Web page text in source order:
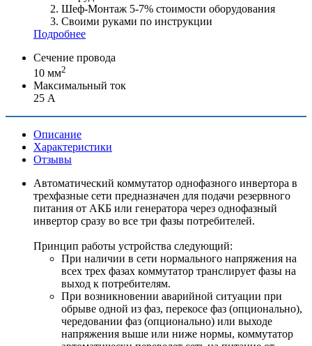
Шеф-Монтаж 5-7% стоимости оборудования
Своими руками по инструкции
Подробнее
Сечение провода
10 мм2
Максимальный ток
25 А
Описание
Характеристики
Отзывы
Автоматический коммутатор однофазного инвертора в
трехфазные сети предназначен для подачи резервного
питания от АКБ или генератора через однофазный
инвертор сразу во все три фазы потребителей.
Принцип работы устройства следующий:
При наличии в сети нормального напряжения на
всех трех фазах коммутатор транслирует фазы на
выход к потребителям.
При возникновении аварийной ситуации при
обрыве одной из фаз, перекосе фаз (опционально),
чередовании фаз (опционально) или выходе
напряжения выше или ниже нормы, коммутатор